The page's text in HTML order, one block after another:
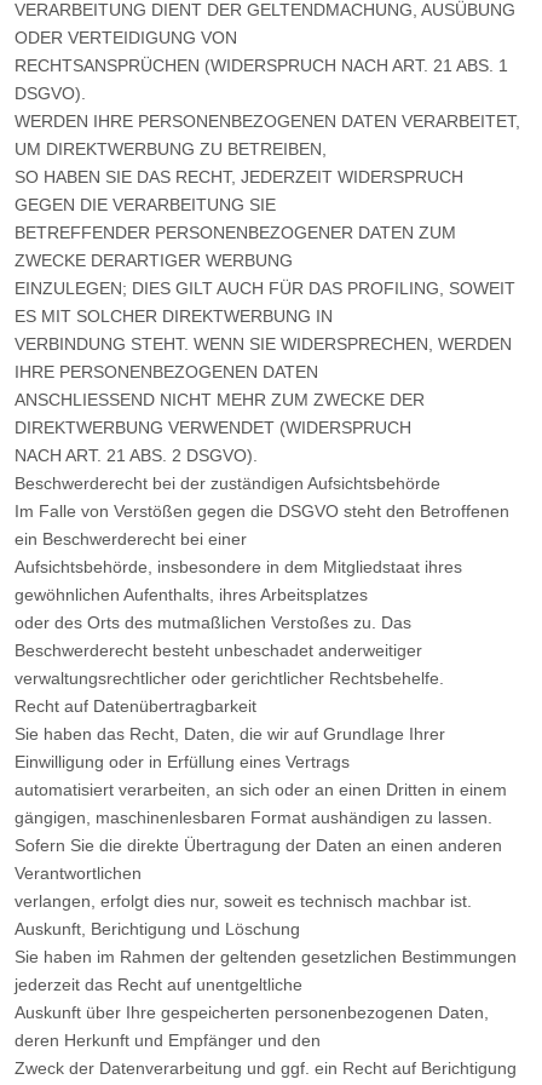
VERARBEITUNG DIENT DER GELTENDMACHUNG, AUSÜBUNG
ODER VERTEIDIGUNG VON
RECHTSANSPRÜCHEN (WIDERSPRUCH NACH ART. 21 ABS. 1
DSGVO).
WERDEN IHRE PERSONENBEZOGENEN DATEN VERARBEITET,
UM DIREKTWERBUNG ZU BETREIBEN,
SO HABEN SIE DAS RECHT, JEDERZEIT WIDERSPRUCH
GEGEN DIE VERARBEITUNG SIE
BETREFFENDER PERSONENBEZOGENER DATEN ZUM
ZWECKE DERARTIGER WERBUNG
EINZULEGEN; DIES GILT AUCH FÜR DAS PROFILING, SOWEIT
ES MIT SOLCHER DIREKTWERBUNG IN
VERBINDUNG STEHT. WENN SIE WIDERSPRECHEN, WERDEN
IHRE PERSONENBEZOGENEN DATEN
ANSCHLIESSEND NICHT MEHR ZUM ZWECKE DER
DIREKTWERBUNG VERWENDET (WIDERSPRUCH
NACH ART. 21 ABS. 2 DSGVO).
Beschwerderecht bei der zuständigen Aufsichtsbehörde
Im Falle von Verstößen gegen die DSGVO steht den Betroffenen
ein Beschwerderecht bei einer
Aufsichtsbehörde, insbesondere in dem Mitgliedstaat ihres
gewöhnlichen Aufenthalts, ihres Arbeitsplatzes
oder des Orts des mutmaßlichen Verstoßes zu. Das
Beschwerderecht besteht unbeschadet anderweitiger
verwaltungsrechtlicher oder gerichtlicher Rechtsbehelfe.
Recht auf Datenübertragbarkeit
Sie haben das Recht, Daten, die wir auf Grundlage Ihrer
Einwilligung oder in Erfüllung eines Vertrags
automatisiert verarbeiten, an sich oder an einen Dritten in einem
gängigen, maschinenlesbaren Format aushändigen zu lassen.
Sofern Sie die direkte Übertragung der Daten an einen anderen
Verantwortlichen
verlangen, erfolgt dies nur, soweit es technisch machbar ist.
Auskunft, Berichtigung und Löschung
Sie haben im Rahmen der geltenden gesetzlichen Bestimmungen
jederzeit das Recht auf unentgeltliche
Auskunft über Ihre gespeicherten personenbezogenen Daten,
deren Herkunft und Empfänger und den
Zweck der Datenverarbeitung und ggf. ein Recht auf Berichtigung